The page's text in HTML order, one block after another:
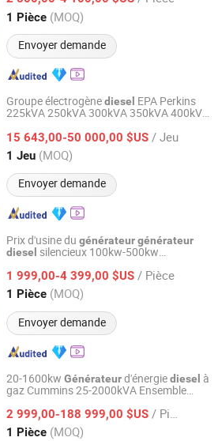
secours
1 Pièce (MOQ)
Envoyer demande
Depuis 2025
Groupe électrogènediesel EPA Perkins
225kVA 250kVA 300kVA 350kVA 400kVA
générateursilencieux
15 643,00-50 000,00 $US / Jeu
1 Jeu (MOQ)
Envoyer demande
Equipment Co., Ltd.
Depuis 2024
Prix d'usine du générateurgénérateur
diesel silencieux 100kw-500kw
Yuchai Sdec/Per Kinsgénérateur
1 999,00-4 399,00 $US / Pièce
1 Pièce (MOQ)
Envoyer demande
Technology Co., Ltd.
Depuis 2023
20-1600kw Générateurd'énergiediesel à
gaz Cummins 25-2000kVA Ensemble
2 999,00-188 999,00 $US / Pièce
1 Pièce (MOQ)
Technology Co., Ltd.
Depuis 2023